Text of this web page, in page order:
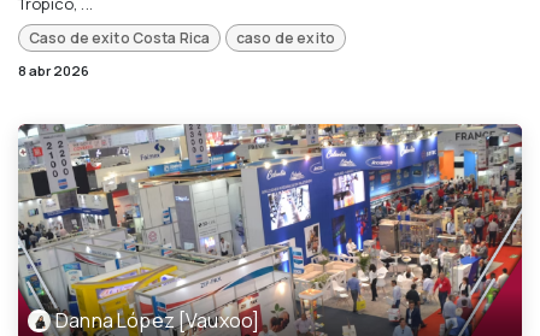
Caso de exito Costa Rica caso de exito
8 abr 2026
Danna López [Vauxoo]